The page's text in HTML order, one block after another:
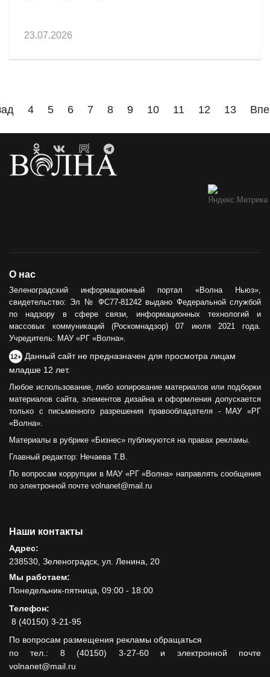
23.07.2026
4 5 6 7 8 9 10 11 12 13
О нас
Зеленоградский информационный портал «Волна Ньюз»,
свидетельство: Эл № ФС77-81242 выдано Федеральной службой
по надзору в сфере связи, информационных технологий и
массовых коммуникаций (Роскомнадзор) 07 июля 2021 года.
Учредитель: МАУ «РГ «Волна».
12+ Данный сайт не предназначен для просмотра лицам
младше 12 лет.
Любое использование, либо копирование материалов или подборки
материалов сайта, элементов дизайна и оформления допускается
только с письменного разрешения правообладателя - МАУ «РГ
«Волна».
Материалы в рубрике «Бизнес» публикуются на правах рекламы.
Главный редактор: Нечаева Т.В.
По вопросам коррупции в МАУ «РГ «Волна» направлять сообщения
по электронной почте volnanet@mail.ru
Наши контакты
Адрес:
238530, Зеленоградск, ул. Ленина, 20
Мы работаем:
Понедельник-пятница, 09:00 - 18:00
Телефон:
8 (40150) 3-21-95
По вопросам размещения рекламы обращаться
по тел.: 8 (40150) 3-27-60 и электронной почте
volnanet@mail.ru